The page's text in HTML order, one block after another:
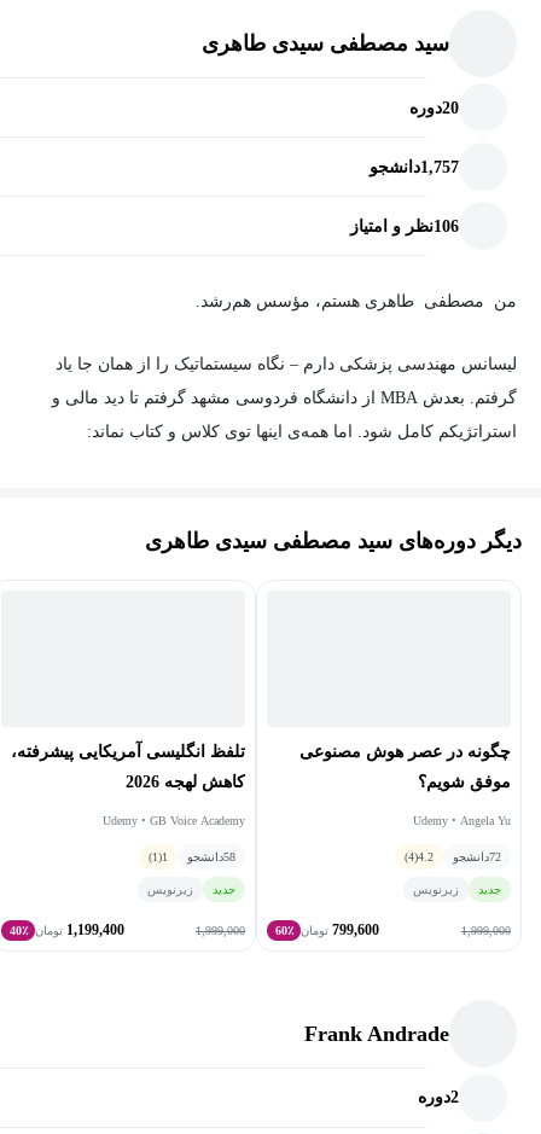
سید مصطفی سیدی طاهری
20دوره
1,757دانشجو
106نظر و امتیاز
من مصطفی طاهری هستم، مؤسس هم‌رشد.
لیسانس مهندسی پزشکی دارم – نگاه سیستماتیک را از همان جا یاد
گرفتم. بعدش MBA از دانشگاه فردوسی مشهد گرفتم تا دید مالی و
استراتژیکم کامل شود. اما همه‌ی اینها توی کلاس و کتاب نماند:
۱۵ سال هم مدیریت مالیِ بیش از ۲۰ فروشگاه زنجیره‌ای را به عهده
دیگر دوره‌های سید مصطفی سیدی طاهری
چگونه در عصر هوش مصنوعی
موفق شویم؟
Udemy • Angela Yu
72دانشجو 4.2
(4)
جدید زیرنویس
1,999,000
799,600 تومان 60٪
تلفظ انگلیسی آمریکایی پیشرفته،
کاهش لهجه 2026
Udemy • GB Voice Academy
58دانشجو 1
(1)
جدید زیرنویس
1,999,000
1,199,400 تومان 40٪
Frank Andrade
2دوره